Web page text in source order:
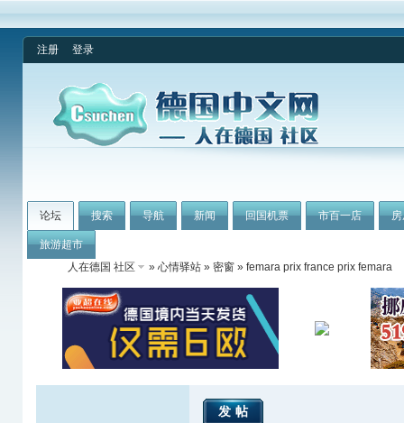
注册 登录
论坛 搜索 导航 新闻 回国机票 市百一店
旅游超市
人在德国 社区
» 心情驿站 » 密窗 » femara prix france prix femara
发帖